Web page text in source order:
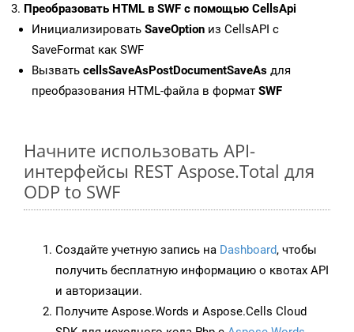
Преобразовать HTML в SWF с помощью CellsApi
Инициализировать SaveOption из CellsAPI с
SaveFormat как SWF
Вызвать cellsSaveAsPostDocumentSaveAs для
преобразования HTML-файла в формат SWF
Начните использовать API-
интерфейсы REST Aspose.Total для
ODP to SWF
Создайте учетную запись на Dashboard, чтобы
получить бесплатную информацию о квотах API
и авторизации.
Получите Aspose.Words и Aspose.Cells Cloud